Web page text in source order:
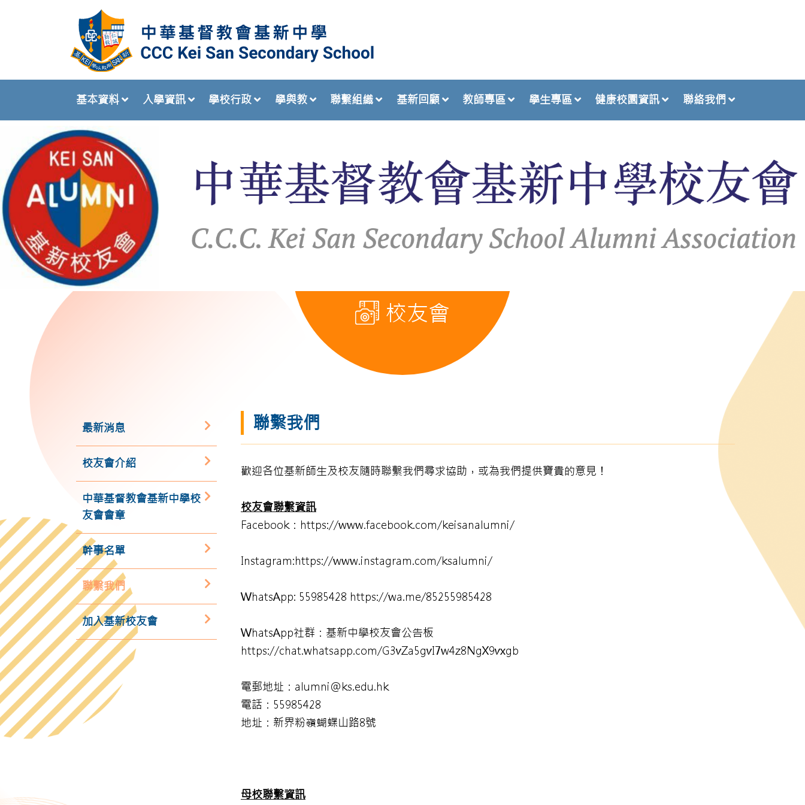
基本資料 入學資訊 學校行政 學與教 聯繫組織 基新回顧 教師專區 學生專區 健康校園資訊 聯絡我們
校友會
最新消息
校友會介紹
中華基督教會基新中學校
友會會章
幹事名單
聯繫我們
加入基新校友會
聯繫我們
歡迎各位基新師生及校友隨時聯繫我們尋求協助，或為我們提供寶貴的意見！
校友會聯繫資訊
Facebook： https://www.facebook.com/keisanalumni/
Instagram:https://www.instagram.com/ksalumni/
WhatsApp: 55985428 https://wa.me/85255985428
WhatsApp社群：基新中學校友會公告板
https://chat.whatsapp.com/G3vZa5gvI7w4z8NgX9vxgb
電郵地址：alumni@ks.edu.hk
電話：55985428
地址：新界粉嶺蝴蝶山路8號
母校聯繫資訊